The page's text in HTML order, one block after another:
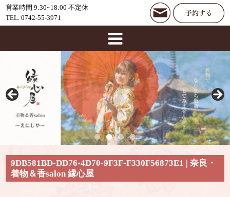
営業時間 9:30~18:00 不定休
TEL. 0742-55-3971
9DB581BD-DD76-4D70-9F3F-F330F56873E1 | 奈良・
着物＆香salon 縁心屋